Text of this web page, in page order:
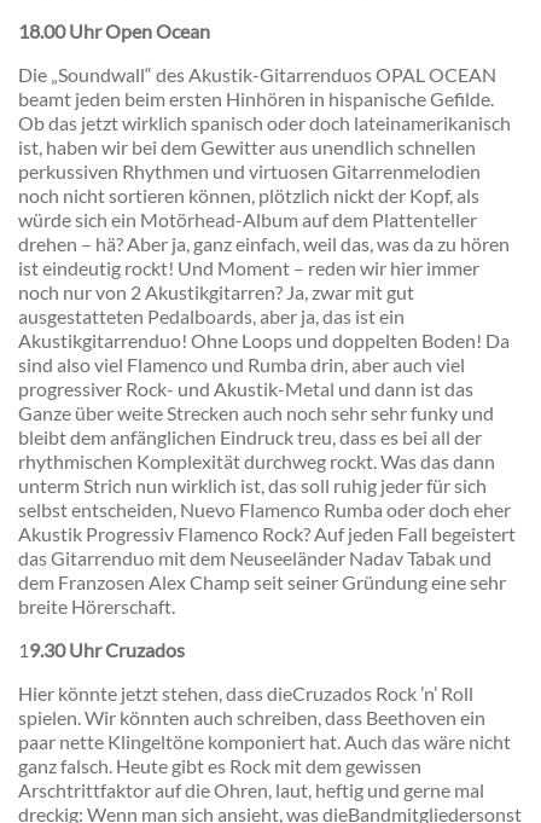
18.00 Uhr Open Ocean
Die „Soundwall“ des Akustik-Gitarrenduos OPAL OCEAN
beamt jeden beim ersten Hinhören in hispanische Gefilde.
Ob das jetzt wirklich spanisch oder doch lateinamerikanisch
ist, haben wir bei dem Gewitter aus unendlich schnellen
perkussiven Rhythmen und virtuosen Gitarrenmelodien
noch nicht sortieren können, plötzlich nickt der Kopf, als
würde sich ein Motörhead-Album auf dem Plattenteller
drehen – hä? Aber ja, ganz einfach, weil das, was da zu hören
ist eindeutig rockt! Und Moment – reden wir hier immer
noch nur von 2 Akustikgitarren? Ja, zwar mit gut
ausgestatteten Pedalboards, aber ja, das ist ein
Akustikgitarrenduo! Ohne Loops und doppelten Boden! Da
sind also viel Flamenco und Rumba drin, aber auch viel
progressiver Rock- und Akustik-Metal und dann ist das
Ganze über weite Strecken auch noch sehr sehr funky und
bleibt dem anfänglichen Eindruck treu, dass es bei all der
rhythmischen Komplexität durchweg rockt. Was das dann
unterm Strich nun wirklich ist, das soll ruhig jeder für sich
selbst entscheiden, Nuevo Flamenco Rumba oder doch eher
Akustik Progressiv Flamenco Rock? Auf jeden Fall begeistert
das Gitarrenduo mit dem Neuseeländer Nadav Tabak und
dem Franzosen Alex Champ seit seiner Gründung eine sehr
breite Hörerschaft.
19.30 Uhr Cruzados
Hier könnte jetzt stehen, dass dieCruzados Rock ’n’ Roll
spielen. Wir könnten auch schreiben, dass Beethoven ein
paar nette Klingeltöne komponiert hat. Auch das wäre nicht
ganz falsch. Heute gibt es Rock mit dem gewissen
Arschtrittfaktor auf die Ohren, laut, heftig und gerne mal
dreckig: Wenn man sich ansieht, was dieBandmitgliedersonst